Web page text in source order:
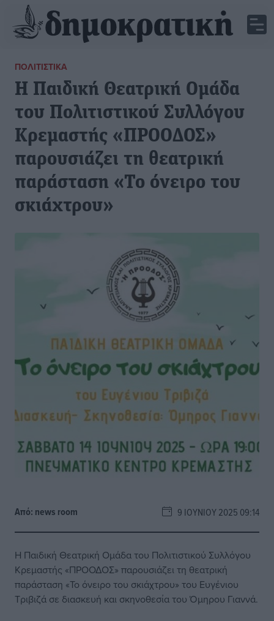
ΠΟΛΙΤΙΣΤΙΚΆ
Η Παιδική Θεατρική Ομάδα
του Πολιτιστικού Συλλόγου
Κρεμαστής «ΠΡΟΟΔΟΣ»
παρουσιάζει τη θεατρική
παράσταση «Το όνειρο του
σκιάχτρου»
Από: news room 9 ΙΟΥΝΊΟΥ 2025 09:14
Η Παιδική Θεατρική Ομάδα του Πολιτιστικού Συλλόγου
Κρεμαστής «ΠΡΟΟΔΟΣ» παρουσιάζει τη θεατρική
παράσταση «Το όνειρο του σκιάχτρου» του Ευγένιου
Τριβιζά σε διασκευή και σκηνοθεσία του Όμηρου Γιαννά.